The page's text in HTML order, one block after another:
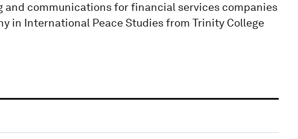
and communications for financial services companies
in International Peace Studies from Trinity College